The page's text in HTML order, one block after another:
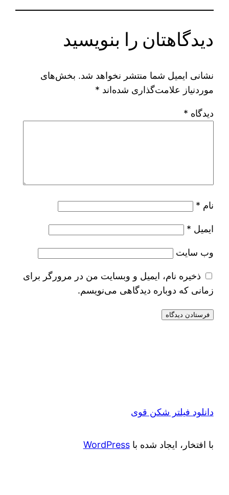
دیدگاهتان را بنویسید
نشانی ایمیل شما منتشر نخواهد شد. بخش‌های
موردنیاز علامت‌گذاری شده‌اند *
دیدگاه *
نام *
ایمیل *
وب‌ سایت
ذخیره نام، ایمیل و وبسایت من در مرورگر برای
زمانی که دوباره دیدگاهی می‌نویسم.
دانلود فیلتر شکن قوی
با افتخار، ایجاد شده باWordPress